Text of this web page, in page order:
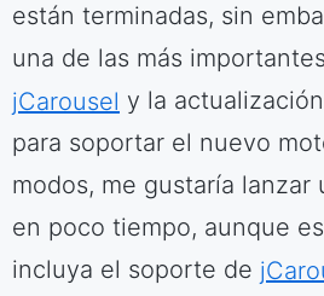
están terminadas, sin
una de las más
jCarousel y la
para soportar el nuevo
modos, me gustaría lanzar
en poco tiempo, aunque
incluya el soporte de